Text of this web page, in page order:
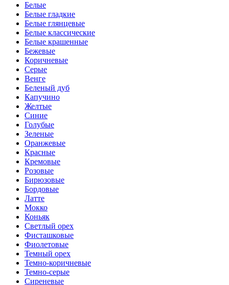
Белые
Белые гладкие
Белые глянцевые
Белые классические
Белые крашенные
Бежевые
Коричневые
Серые
Венге
Беленый дуб
Капучино
Желтые
Синие
Голубые
Зеленые
Оранжевые
Красные
Кремовые
Розовые
Бирюзовые
Бордовые
Латте
Мокко
Коньяк
Светлый орех
Фисташковые
Фиолетовые
Темный орех
Темно-коричневые
Темно-серые
Сиреневые